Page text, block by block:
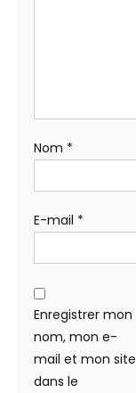
Nom *
E-mail *
Enregistrer mon
nom, mon e-
mail et mon site
dans le